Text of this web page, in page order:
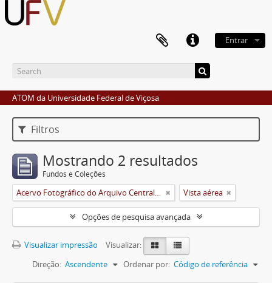
Entrar
ATOM da Universidade Federal de Viçosa
Filtros
Mostrando 2 resultados
Fundos e Coleções
Acervo Fotográfico do Arquivo Central Histórico da UFV Vista aérea
Opções de pesquisa avançada
Visualizar impressão
Visualizar:
Ordenar por: Código de referência
Direção: Ascendente